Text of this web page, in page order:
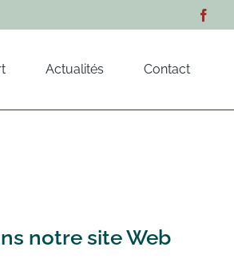
Actualités Contact
notre site Web